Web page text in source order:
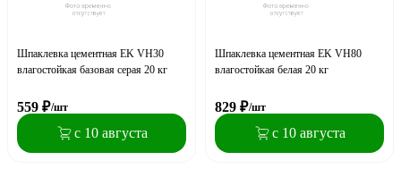
Шпаклевка цементная EK VH30
влагостойкая базовая серая 20 кг
559 ₽/шт
с 10 августа
Шпаклевка цементная EK VH80
влагостойкая белая 20 кг
829 ₽/шт
с 10 августа